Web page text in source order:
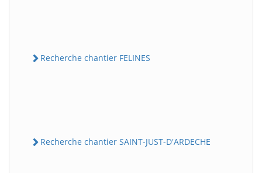
Recherche chantier FELINES
Recherche chantier SAINT-JUST-D'ARDECHE